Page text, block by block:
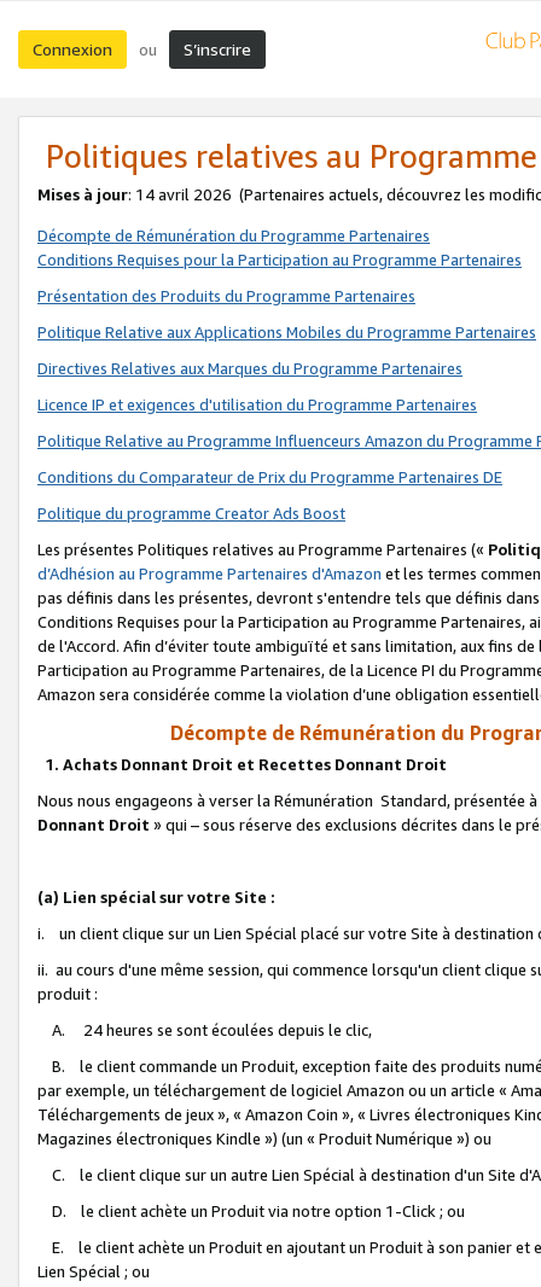
Connexion ou S’inscrire
Politiques relatives au
Mises à jour: 14 avril 2026 (Partenaires actuels, découvrez les
Décompte de Rémunération du Programme Partenaires
Conditions Requises pour la Participation au Programme Partenaires
Présentation des Produits du Programme Partenaires
Politique Relative aux Applications Mobiles du Programme Partenaires
Directives Relatives aux Marques du Programme Partenaires
Licence IP et exigences d'utilisation du Programme Partenaires
Politique Relative au Programme Influenceurs Amazon du Programme
Conditions du Comparateur de Prix du Programme Partenaires DE
Politique du programme Creator Ads Boost
Les présentes Politiques relatives au Programme Partenaires («
d’Adhésion au Programme Partenaires d'Amazon et les termes
pas définis dans les présentes, devront s'entendre tels que définis
Conditions Requises pour la Participation au Programme Partenaires,
de l'Accord. Afin d’éviter toute ambiguïté et sans limitation, aux fins
Participation au Programme Partenaires, de la Licence PI du
Amazon sera considérée comme la violation d’une obligation
Décompte de Rémunération du
1. Achats Donnant Droit et Recettes Donnant Droit
Nous nous engageons à verser la Rémunération Standard, présentée
Donnant Droit » qui – sous réserve des exclusions décrites dans le
(a) Lien spécial sur votre Site :
i. un client clique sur un Lien Spécial placé sur votre Site à destination
ii. au cours d'une même session, qui commence lorsqu'un client
produit :
A. 24 heures se sont écoulées depuis le clic,
B. le client commande un Produit, exception faite des produits
par exemple, un téléchargement de logiciel Amazon ou un article «
Téléchargements de jeux », « Amazon Coin », « Livres électroniques
Magazines électroniques Kindle ») (un « Produit Numérique ») ou
C. le client clique sur un autre Lien Spécial à destination d'un Site
D. le client achète un Produit via notre option 1-Click ; ou
E. le client achète un Produit en ajoutant un Produit à son panier et
Lien Spécial ; ou